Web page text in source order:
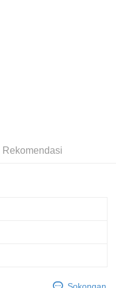
pengesahan SMS.
disahkan. Produk akan
SMS pembayaran
tolak aplikasi
produk. Sila buat
pemberitahuan tolak aplikasi
untuk pesanan
untuk pesanan
Rekomendasi
Sokongan